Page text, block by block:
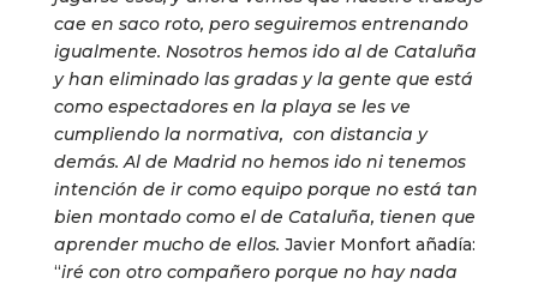
cae en saco roto, pero seguiremos entrenando
igualmente. Nosotros hemos ido al de Cataluña
y han eliminado las gradas y la gente que está
como espectadores en la playa se les ve
cumpliendo la normativa, con distancia y
demás. Al de Madrid no hemos ido ni tenemos
intención de ir como equipo porque no está tan
bien montado como el de Cataluña, tienen que
aprender mucho de ellos. Javier Monfort añadía:
“iré con otro compañero porque no hay nada